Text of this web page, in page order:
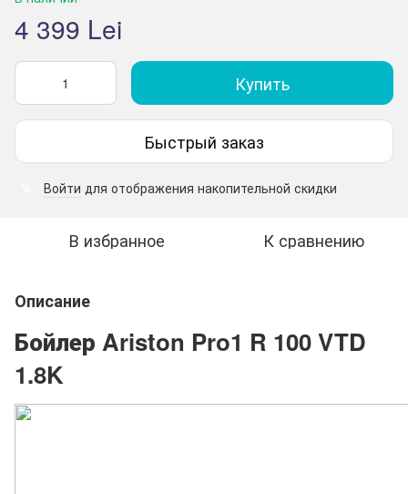
4 399 Lei
Купить
Быстрый заказ
Войти для отображения накопительной скидки
В избранное К сравнению
Описание
Бойлер Ariston Pro1 R 100 VTD
1.8K